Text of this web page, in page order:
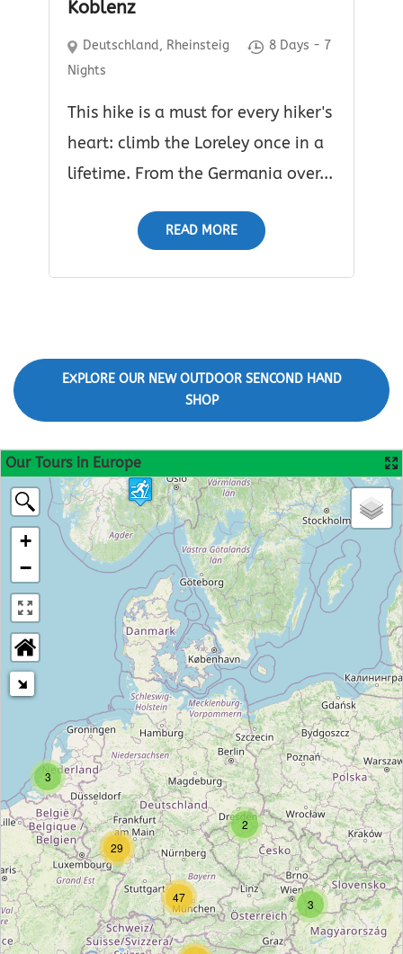
Koblenz
Deutschland, Rheinsteig
8 Days - 7
Nights
This hike is a must for every hiker's
heart: climb the Loreley once in a
lifetime. From the Germania over...
READ MORE
EXPLORE OUR NEW OUTDOOR SENCOND HAND
SHOP
Our Tours in Europe
3
2
3
29
47
+
−